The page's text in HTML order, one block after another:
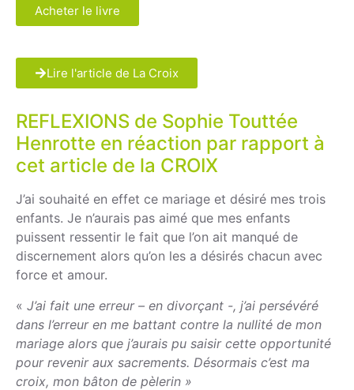
Acheter le livre
Lire l'article de La Croix
REFLEXIONS de Sophie Touttée
Henrotte en réaction par rapport à
cet article de la CROIX
J’ai souhaité en effet ce mariage et désiré mes trois
enfants. Je n’aurais pas aimé que mes enfants
puissent ressentir le fait que l’on ait manqué de
discernement alors qu’on les a désirés chacun avec
force et amour.
« J’ai fait une erreur – en divorçant -, j’ai persévéré
dans l’erreur en me battant contre la nullité de mon
mariage alors que j’aurais pu saisir cette opportunité
pour revenir aux sacrements. Désormais c’est ma
croix, mon bâton de pèlerin »